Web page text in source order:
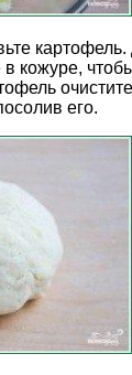
картофель.
кожуре,
его.